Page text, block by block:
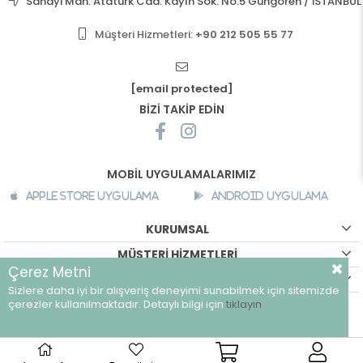
Müşteri Hizmetleri: +90 212 505 55 77
[email protected]
BİZİ TAKİP EDİN
MOBİL UYGULAMALARIMIZ
Apple Store Uygulama Android Uygulama
KURUMSAL
MÜŞTERİ HİZMETLERİ
©breeze.com.tr - Tüm hakları saklıdır.
Çerez Metni
Sizlere daha iyi bir alışveriş deneyimi sunabilmek için sitemizde
çerezler kullanılmaktadır. Detaylı bilgi için tıklayın